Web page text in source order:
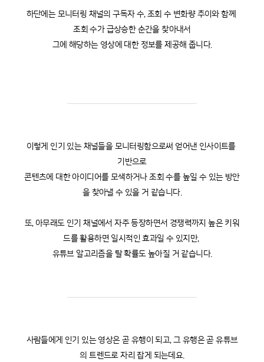
하단에는 모니터링 채널의 구독자 수, 조회 수 변화량 추이와 함께
조회 수가 급상승한 순간을 찾아내서
그에 해당하는 영상에 대한 정보를 제공해 줍니다.
이렇게 인기 있는 채널들을 모니터링함으로써 얻어낸 인사이트를
기반으로
콘텐츠에 대한 아이디어를 모색하거나 조회 수를 높일 수 있는 방안
을 찾아낼 수 있을 거 같습니다.
또, 아무래도 인기 채널에서 자주 등장하면서 경쟁력까지 높은 키워
드를 활용하면 일시적인 효과일 수 있지만,
유튜브 알고리즘을 탈 확률도 높아질 거 같습니다.
사람들에게 인기 있는 영상은 곧 유행이 되고, 그 유행은 곧 유튜브
의 트렌드로 자리 잡게 되는데요.